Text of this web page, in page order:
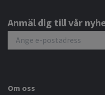
Anmäl dig till vår
Om oss